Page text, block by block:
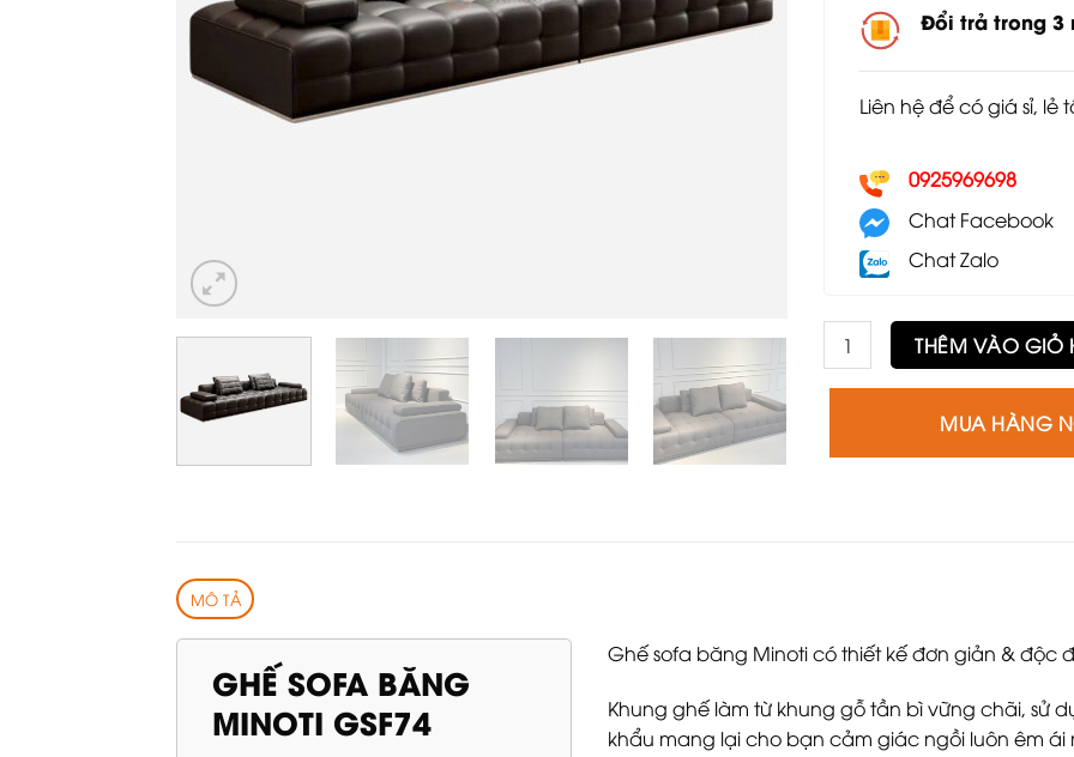
Đổi trả trong 3
Liên hệ để có giá sỉ, lẻ
0925969698
Chat Facebook
Chat Zalo
Ghế sofa băng Minoti GSF74
THÊM VÀO GIỎ
MUA HÀNG
MÔ TẢ
GHẾ SOFA BĂNG
MINOTI GSF74
Ghế sofa băng Minoti có thiết kế đơn giản & độc
Khung ghế làm từ khung gỗ tần bì vững chãi, sử
khẩu mang lại cho bạn cảm giác ngồi luôn êm ái